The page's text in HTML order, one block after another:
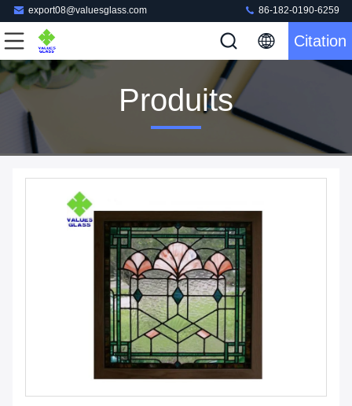
export08@valuesglass.com 86-182-0190-6259
Citation
Produits